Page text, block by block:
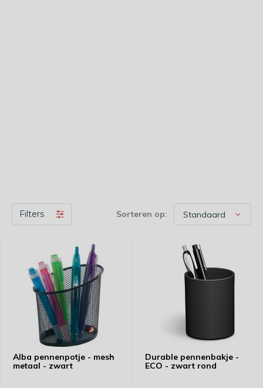
Filters Sorteren op:
Alba pennenpotje - mesh
metaal - zwart
Durable pennenbakje -
ECO - zwart rond